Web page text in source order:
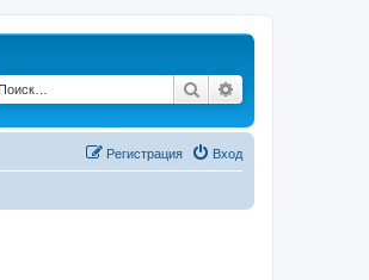
Поиск
Вход
Регистрация